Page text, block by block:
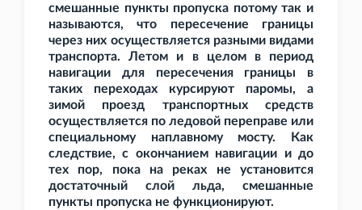
смешанные пункты пропуска потому так и
называются, что пересечение границы
через них осуществляется разными видами
транспорта. Летом и в целом в период
навигации для пересечения границы в
таких переходах курсируют паромы, а
зимой проезд транспортных средств
осуществляется по ледовой переправе или
специальному наплавному мосту. Как
следствие, с окончанием навигации и до
тех пор, пока на реках не установится
достаточный слой льда, смешанные
пункты пропуска не функционируют.